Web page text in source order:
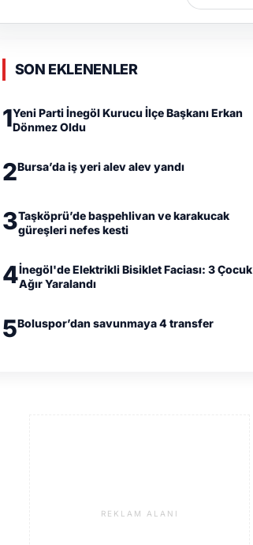
SON EKLENENLER
1Yeni Parti İnegöl Kurucu İlçe Başkanı Erkan
Dönmez Oldu
2Bursa’da iş yeri alev alev yandı
3Taşköprü’de başpehlivan ve karakucak
güreşleri nefes kesti
4İnegöl'de Elektrikli Bisiklet Faciası: 3 Çocuk
Ağır Yaralandı
5Boluspor’dan savunmaya 4 transfer
REKLAM ALANI